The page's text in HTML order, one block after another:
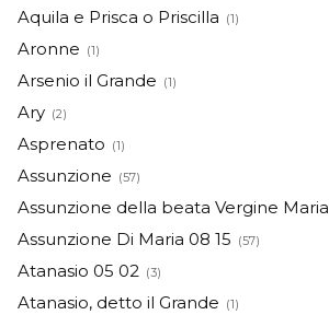
Aquila e Prisca o Priscilla (1)
Aronne (1)
Arsenio il Grande (1)
Ary (2)
Asprenato (1)
Assunzione (57)
Assunzione della beata Vergine Maria
Assunzione Di Maria 08 15 (57)
Atanasio 05 02 (3)
Atanasio, detto il Grande (1)